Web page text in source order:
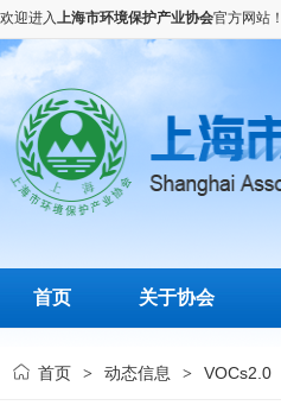
欢迎进入上海市环境保护产业协会官方网站！
首页 关于协会
首页 > 动态信息 > VOCs2.0